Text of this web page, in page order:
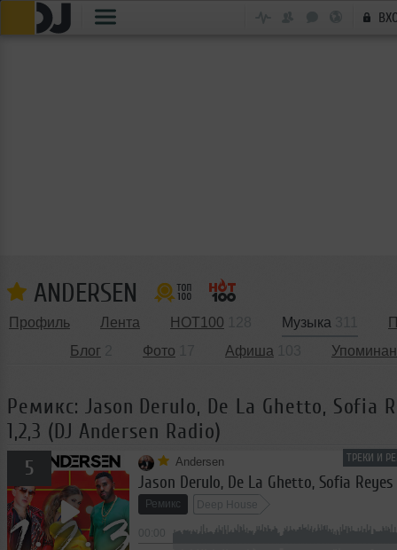
ANDERSEN
Профиль Лента HOT100 Музыка
Блог
Фото Афиша
Ремикс: Jason Derulo, De La Ghetto, Sofia
1,2,3 (DJ Andersen Radio)
ТРЕКИ И
5 Andersen
Ремикс Deep House